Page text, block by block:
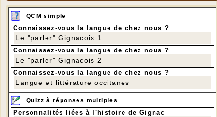
QCM simple
Connaissez-vous la langue de chez nous ?
Le "parler" Gignacois 1
Connaissez-vous la langue de chez nous ?
Le "parler" Gignacois 2
Connaissez-vous la langue de chez nous ?
Langue et littérature occitanes
Quizz à réponses multiples
Personnalités liées à l'histoire de Gignac